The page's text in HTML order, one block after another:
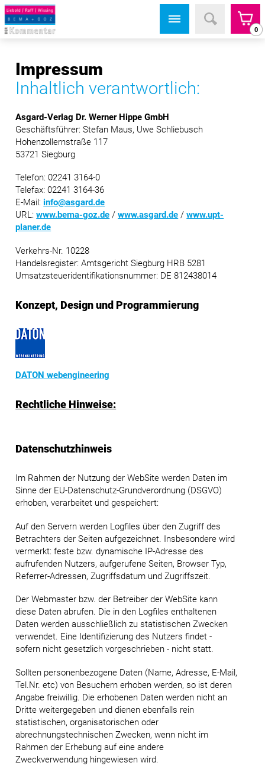
0
Impressum
Inhaltlich verantwortlich:
Asgard-Verlag Dr. Werner Hippe GmbH
Geschäftsführer: Stefan Maus, Uwe Schliebusch
Hohenzollernstraße 117
53721 Siegburg
Telefon: 02241 3164-0
Telefax: 02241 3164-36
E-Mail:info@asgard.de
URL:www.bema-goz.de /www.asgard.de /www.upt-
planer.de
Verkehrs-Nr. 10228
Handelsregister: Amtsgericht Siegburg HRB 5281
Umsatzsteueridentifikationsnummer: DE 812438014
Konzept, Design und Programmierung
DATON webengineering
Rechtliche Hinweise:
Datenschutzhinweis
Im Rahmen der Nutzung der WebSite werden Daten im
Sinne der EU-Datenschutz-Grundverordnung (DSGVO)
erhoben, verarbeitet und gespeichert:
Auf den Servern werden Logfiles über den Zugriff des
Betrachters der Seiten aufgezeichnet. Insbesondere wird
vermerkt: feste bzw. dynamische IP-Adresse des
aufrufenden Nutzers, aufgerufene Seiten, Browser Typ,
Referrer-Adressen, Zugriffsdatum und Zugriffszeit.
Der Webmaster bzw. der Betreiber der WebSite kann
diese Daten abrufen. Die in den Logfiles enthaltenen
Daten werden ausschließlich zu statistischen Zwecken
verwendet. Eine Identifizierung des Nutzers findet -
sofern nicht gesetzlich vorgeschrieben - nicht statt.
Sollten personenbezogene Daten (Name, Adresse, E-Mail,
Tel.Nr. etc) von Besuchern erhoben werden, so ist deren
Angabe freiwillig. Die erhobenen Daten werden nicht an
Dritte weitergegeben und dienen ebenfalls rein
statistischen, organisatorischen oder
abrechnungstechnischen Zwecken, wenn nicht im
Rahmen der Erhebung auf eine andere
Zweckverwendung hingewiesen wird.